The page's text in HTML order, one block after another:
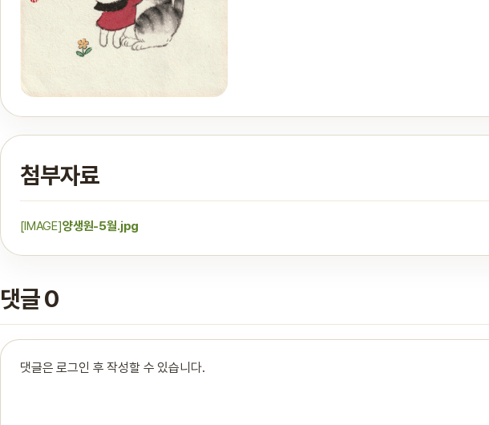
첨부자료
[IMAGE]양생원-5월.jpg
댓글 0
댓글은 로그인 후 작성할 수 있습니다.